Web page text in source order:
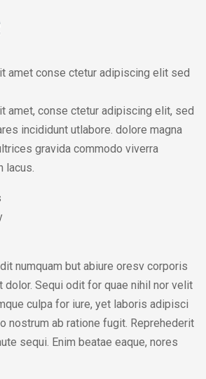
amet conse ctetur adipiscing elit sed
amet, conse ctetur adipiscing elit, sed
incididunt utlabore. dolore magna
gravida commodo viverra
lacus.
numquam but abiure oresv corporis
dolor. Sequi odit for quae nihil nor velit
culpa for iure, yet laboris adipisci
nostrum ab ratione fugit. Reprehederit
sequi. Enim beatae eaque, nores